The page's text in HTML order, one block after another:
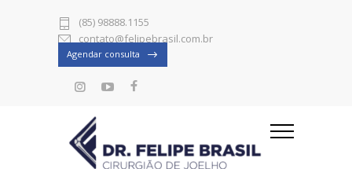
(85) 98888.1155
contato@felipebrasil.com.br
Agendar consulta